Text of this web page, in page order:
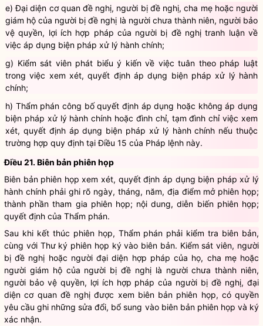
thời gian áp dụng biện pháp xử lý hành chính;
e) Đại diện cơ quan đề nghị, người bị đề nghị, cha mẹ hoặc người
giám hộ của người bị đề nghị là người chưa thành niên, người bảo
vệ quyền, lợi ích hợp pháp của người bị đề nghị tranh luận về
việc áp dụng biện pháp xử lý hành chính;
g) Kiểm sát viên phát biểu ý kiến về việc tuân theo pháp luật
trong việc xem xét, quyết định áp dụng biện pháp xử lý hành
h) Thẩm phán công bố quyết định áp dụng hoặc không áp dụng
biện pháp xử lý hành chính hoặc đình chỉ, tạm đình chỉ việc xem
xét, quyết định áp dụng biện pháp xử lý hành chính nếu thuộc
Điều 21. Biên bản phiên họp
Biên bản phiên họp xem xét, quyết định áp dụng biện pháp xử lý
hành chính phải ghi rõ ngày, tháng, năm, địa điểm mở phiên họp;
thành phần tham gia phiên họp; nội dung, diễn biến phiên họp;
quyết định của Thẩm phán.
Sau khi kết thúc phiên họp, Thẩm phán phải kiểm tra biên bản,
cùng với Thư ký phiên họp ký vào biên bản. Kiểm sát viên, người
bị đề nghị hoặc người đại diện hợp pháp của họ, cha mẹ hoặc
người giám hộ của người bị đề nghị là người chưa thành niên,
người bảo vệ quyền, lợi ích hợp pháp của người bị đề nghị, đại
diện cơ quan đề nghị được xem biên bản phiên họp, có quyền
yêu cầu ghi những sửa đổi, bổ sung vào biên bản phiên họp và ký